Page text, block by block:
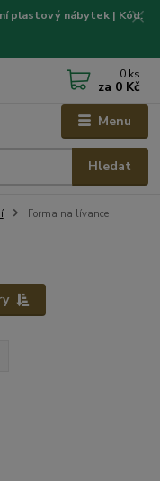
plastový nábytek | Kód:
Menu
Hledat
0 ks
za 0 Kč
Forma na lívance